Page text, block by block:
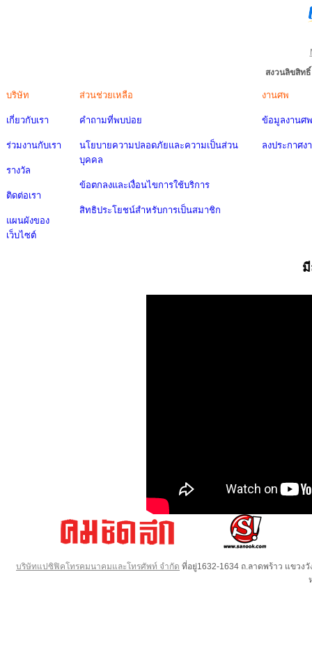
สงวนลิขสิท
บริษัท
เกี่ยวกับเรา
ร่วมงานกับเรา
รางวัล
ติดต่อเรา
แผนผังของ
เว็บไซต์
ส่วนช่วยเหลือ
คำถามที่พบบ่อย
นโยบายความปลอดภัยและความเป็นส่วน
บุคคล
ข้อตกลงและเงื่อนไขการใช้บริการ
สิทธิประโยชน์สำหรับการเป็นสมาชิก
งานศพ
ข้อมูลงานศพ
ลงประกาศง
บริษัทแปซิฟิคโทรคมนาคมและโทรศัพท์ จำกัด ที่อยู่1632-1634 ถ.ลาดพร้าว แขวง